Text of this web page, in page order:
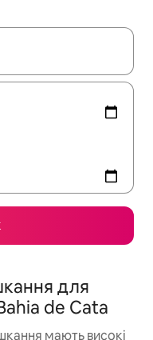
для
для
de Cata
мають високі